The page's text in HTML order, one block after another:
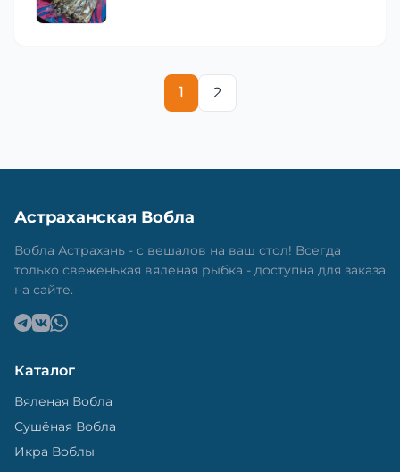
1 2
Астраханская Вобла
Вобла Астрахань - с вешалов на ваш стол! Всегда
только свеженькая вяленая рыбка - доступна для заказа
на сайте.
Каталог
Вяленая Вобла
Сушёная Вобла
Икра Воблы